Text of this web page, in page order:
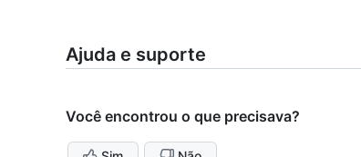
Ajuda e suporte
Você encontrou o que precisava?